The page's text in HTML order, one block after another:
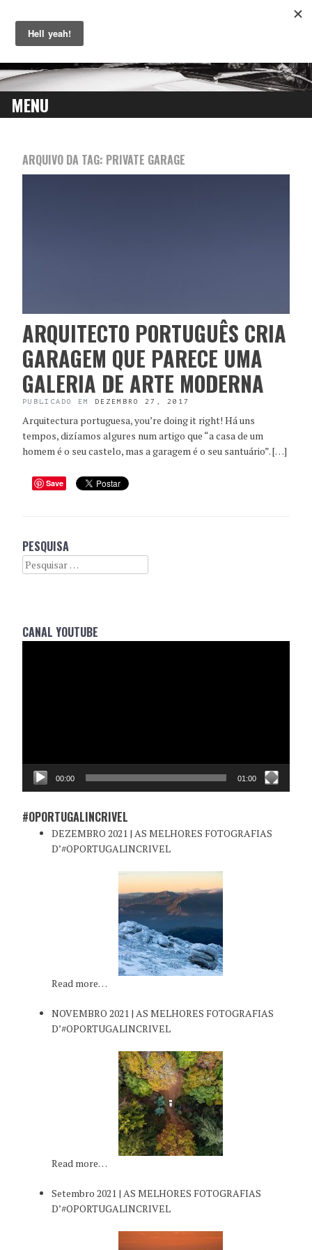
MENU
CONTENT
ARQUIVO DA TAG: PRIVATE GARAGE
ARQUITECTO PORTUGUÊS CRIA
GARAGEM QUE PARECE UMA
GALERIA DE ARTE MODERNA
PUBLICADO EM DEZEMBRO 27, 2017
Arquitectura portuguesa, you’re doing it right! Há uns
tempos, dizíamos algures num artigo que “a casa de um
homem é o seu castelo, mas a garagem é o seu santuário”. […]
Save
PESQUISA
Search
CANAL YOUTUBE
00:00 01:00
#OPORTUGALINCRIVEL
DEZEMBRO 2021 | AS MELHORES FOTOGRAFIAS
D’#OPORTUGALINCRIVEL
Read more…
NOVEMBRO 2021 | AS MELHORES FOTOGRAFIAS
D’#OPORTUGALINCRIVEL
Read more…
Setembro 2021 | AS MELHORES FOTOGRAFIAS
D’#OPORTUGALINCRIVEL